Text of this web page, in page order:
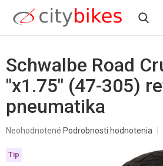
obsah
Schwalbe Road
"x1.75" (47-305)
pneumatika
Priemerné
produktu
je
Neohodnotené Podrobnosti hodnotenia
Tip